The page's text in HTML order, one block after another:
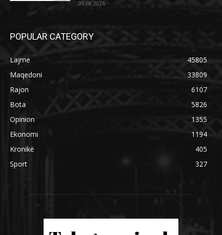
09.08.2026
POPULAR CATEGORY
Lajme
45805
Maqedoni
33809
Rajon
6107
Bota
5826
Opinion
1355
Ekonomi
1194
Kronikë
405
Sport
327